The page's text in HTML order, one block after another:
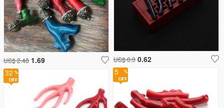
US$ 0.9 0.62
32
US$ 2.48 1.69
5